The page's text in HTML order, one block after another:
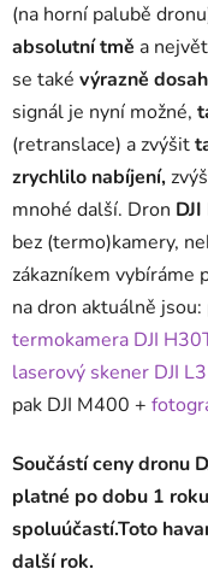
(na horní palubě
absolutní tmě a
se také výrazně
signál je nyní možné,
(retranslace) a zvýšit
zrychlilo nabíjení,
mnohé další. Dron
bez (termo)kamery,
zákazníkem vybíráme
na dron aktuálně jsou:
termokamera DJI
laserový skener DJI L3
pak DJI M400 +
Součástí ceny dronu
platné po dobu 1
spoluúčastí.Toto
další rok.